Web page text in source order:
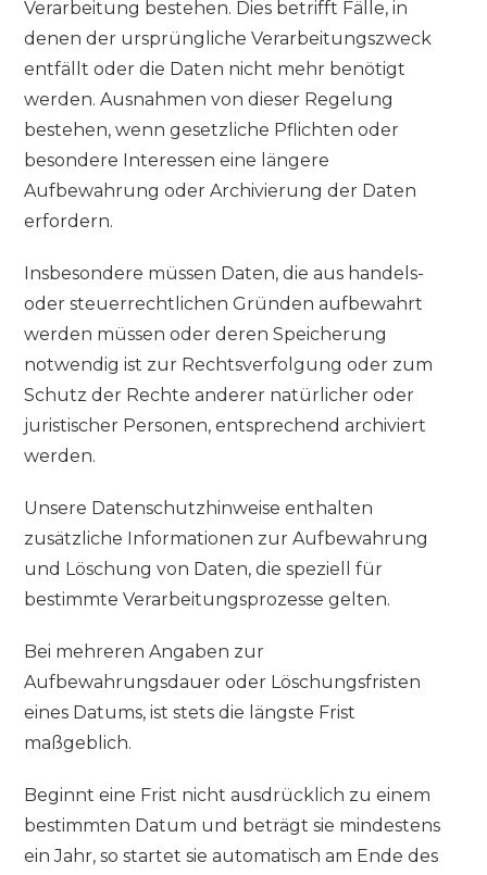
Verarbeitung bestehen. Dies betrifft Fälle, in
denen der ursprüngliche Verarbeitungszweck
entfällt oder die Daten nicht mehr benötigt
werden. Ausnahmen von dieser Regelung
bestehen, wenn gesetzliche Pflichten oder
besondere Interessen eine längere
Aufbewahrung oder Archivierung der Daten
erfordern.
Insbesondere müssen Daten, die aus handels-
oder steuerrechtlichen Gründen aufbewahrt
werden müssen oder deren Speicherung
notwendig ist zur Rechtsverfolgung oder zum
Schutz der Rechte anderer natürlicher oder
juristischer Personen, entsprechend archiviert
werden.
Unsere Datenschutzhinweise enthalten
zusätzliche Informationen zur Aufbewahrung
und Löschung von Daten, die speziell für
bestimmte Verarbeitungsprozesse gelten.
Bei mehreren Angaben zur
Aufbewahrungsdauer oder Löschungsfristen
eines Datums, ist stets die längste Frist
maßgeblich.
Beginnt eine Frist nicht ausdrücklich zu einem
bestimmten Datum und beträgt sie mindestens
ein Jahr, so startet sie automatisch am Ende des